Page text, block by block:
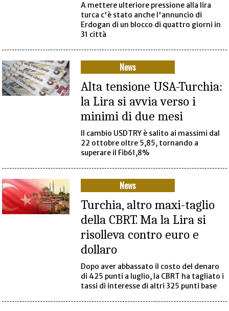
A mettere ulteriore pressione alla lira
turca c'è stato anche l'annuncio di
Erdogan di un blocco di quattro giorni in
31 città
News
Alta tensione USA-Turchia:
la Lira si avvia verso i
minimi di due mesi
Il cambio USDTRY è salito ai massimi dal
22 ottobre oltre 5,85, tornando a
superare il Fib61,8%
News
Turchia, altro maxi-taglio
della CBRT. Ma la Lira si
risolleva contro euro e
dollaro
Dopo aver abbassato il costo del denaro
di 425 punti a luglio, la CBRT ha tagliato i
tassi di interesse di altri 325 punti base